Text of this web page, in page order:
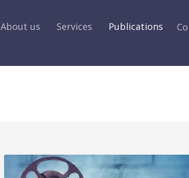
About us Services Publications